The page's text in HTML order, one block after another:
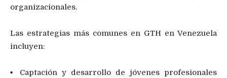
organizacionales.
Las estrategias más comunes en GTH en Venezuela
incluyen:
▪ Captación y desarrollo de jóvenes profesionales